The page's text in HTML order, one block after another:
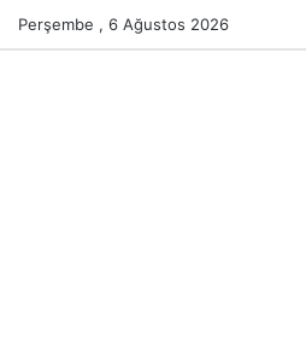
Perşembe , 6 Ağustos 2026